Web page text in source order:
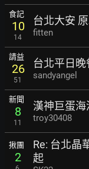
食記
10
14
台北大安
fitten
請益
26
51
台北平日
sandyangel
新聞
8
11
漢神巨蛋海
troy30408
揪團
2
Re: 台北晶
起